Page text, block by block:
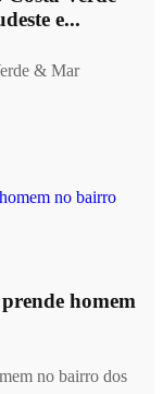
e...
& Mar
homem
no bairro dos